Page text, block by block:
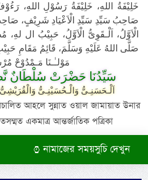
خَلِيْفَةُ اللهِ، خَلِيْفَةُ رَسُوْلِ اللهِ،
صَاحِبُ سَيِّدِ سَيِّدِ الْاَعْيَادِ شَرِيْفٍ،
الْاَوَّلُ، اَلْـقَوِىُّ الْاَوَّلُ، حَبِيْبُ ال
صَلَّى اللهُ عَلَيْهِ وَسَلَّمَ، قَائِمُ مَقَامِ
مَوْلـٰـنَا مَـمْدُوْحْ
سَيِّدُنَا حَضْرَتْ سُلْطَانٌ
اَلْـحَسَنِـىُّ وَالْـحُسَيْنِـىُّ
আহলে সুন্নাত ওয়াল জামায়াত উনার
একমাত্র আন্তর্জাতিক পত্রিকা
নামাজের সময়সুচি দেখুন